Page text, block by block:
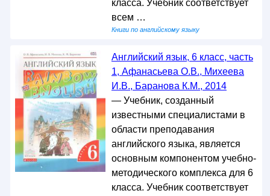
класса. Учебник соответствует
всем …
Книги по английскому языку
Английский язык, 6 класс, часть
1, Афанасьева О.В., Михеева
И.В., Баранова К.М., 2014
— Учебник, созданный
известными специалистами в
области преподавания
английского языка, является
основным компонентом учебно-
методического комплекса для 6
класса. Учебник соответствует